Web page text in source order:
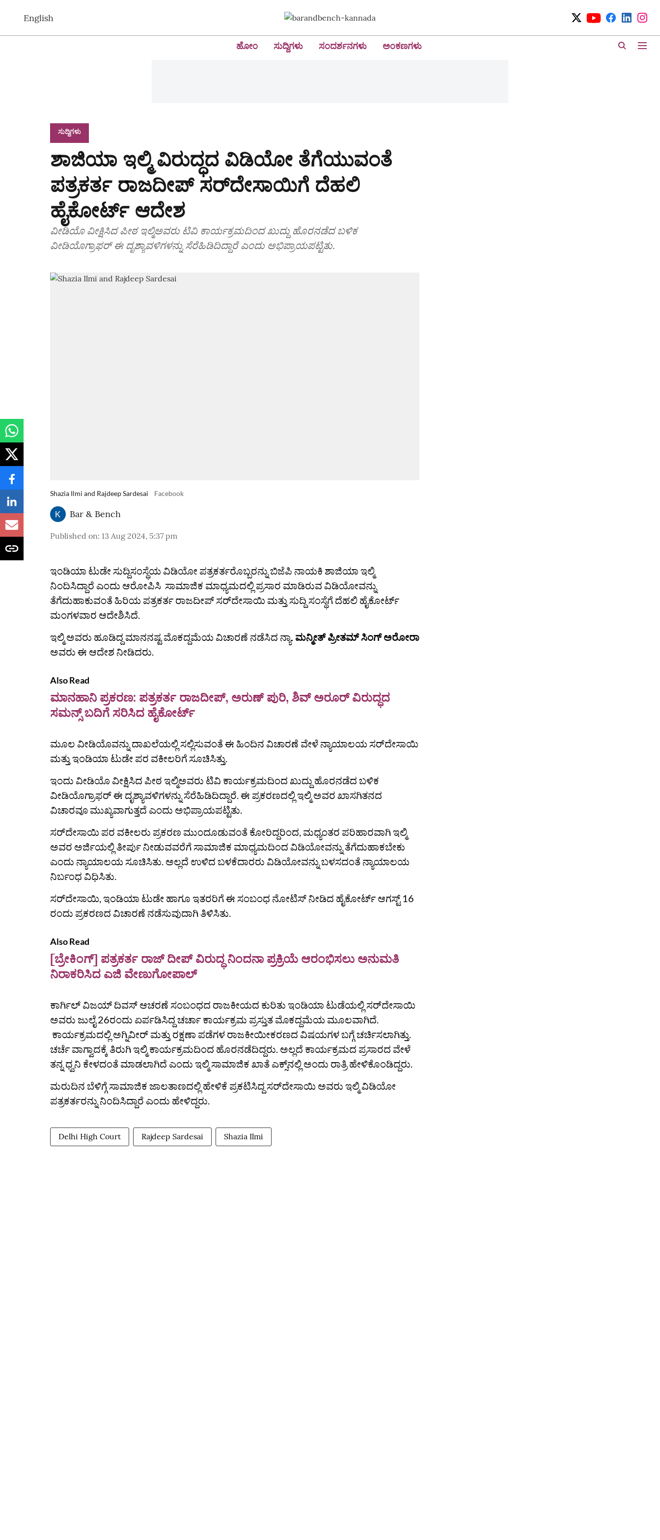
English
ಹೋಂ ಸುದ್ದಿಗಳು ಸಂದರ್ಶನಗಳು ಅಂಕಣಗಳು
ಸುದ್ದಿಗಳು
ಶಾಜಿಯಾ ಇಲ್ಮಿ ವಿರುದ್ಧದ ವಿಡಿಯೋ ತೆಗೆಯುವಂತೆ
ಪತ್ರಕರ್ತ ರಾಜದೀಪ್‌ ಸರ್‌ದೇಸಾಯಿಗೆ ದೆಹಲಿ
ಹೈಕೋರ್ಟ್ ಆದೇಶ
ವೀಡಿಯೊ ವೀಕ್ಷಿಸಿದ ಪೀಠ ಇಲ್ಮಿಅವರು ಟಿವಿ ಕಾರ್ಯಕ್ರಮದಿಂದ ಖುದ್ದು ಹೊರನಡೆದ ಬಳಿಕ
ವೀಡಿಯೊಗ್ರಾಫರ್ ಈ ದೃಶ್ಯಾವಳಿಗಳನ್ನು ಸೆರೆಹಿಡಿದಿದ್ದಾರೆ ಎಂದು ಅಭಿಪ್ರಾಯಪಟ್ಟಿತು.
Shazia Ilmi and Rajdeep Sardesai Facebook
Bar & Bench
Published on: 13 Aug 2024, 5:37 pm
ಇಂಡಿಯಾ ಟುಡೇ ಸುದ್ದಿಸಂಸ್ಥೆಯ ವಿಡಿಯೋ ಪತ್ರಕರ್ತರೊಬ್ಬರನ್ನು ಬಿಜೆಪಿ ನಾಯಕಿ ಶಾಜಿಯಾ ಇಲ್ಮಿ
ನಿಂದಿಸಿದ್ದಾರೆ ಎಂದು ಆರೋಪಿಸಿ ಸಾಮಾಜಿಕ ಮಾಧ್ಯಮದಲ್ಲಿ ಪ್ರಸಾರ ಮಾಡಿರುವ ವಿಡಿಯೋವನ್ನು
ತೆಗೆದುಹಾಕುವಂತೆ ಹಿರಿಯ ಪತ್ರಕರ್ತ ರಾಜದೀಪ್ ಸರ್‌ದೇಸಾಯಿ ಮತ್ತು ಸುದ್ದಿ ಸಂಸ್ಥೆಗೆ ದೆಹಲಿ ಹೈಕೋರ್ಟ್
ಮಂಗಳವಾರ ಆದೇಶಿಸಿದೆ.
ಇಲ್ಮಿ ಅವರು ಹೂಡಿದ್ದ ಮಾನನಷ್ಟ ಮೊಕದ್ದಮೆಯ ವಿಚಾರಣೆ ನಡೆಸಿದ ನ್ಯಾ. ಮನ್ಮೀತ್‌ ಪ್ರೀತಮ್‌ ಸಿಂಗ್‌ ಅರೋರಾ
ಅವರು ಈ ಆದೇಶ ನೀಡಿದರು.
Also Read
ಮಾನಹಾನಿ ಪ್ರಕರಣ: ಪತ್ರಕರ್ತ ರಾಜದೀಪ್‌, ಅರುಣ್‌ ಪುರಿ, ಶಿವ್‌ ಅರೂರ್‌ ವಿರುದ್ಧದ
ಸಮನ್ಸ್‌ ಬದಿಗೆ ಸರಿಸಿದ ಹೈಕೋರ್ಟ್‌
ಮೂಲ ವೀಡಿಯೊವನ್ನು ದಾಖಲೆಯಲ್ಲಿ ಸಲ್ಲಿಸುವಂತೆ ಈ ಹಿಂದಿನ ವಿಚಾರಣೆ ವೇಳೆ ನ್ಯಾಯಾಲಯ ಸರ್‌ದೇಸಾಯಿ
ಮತ್ತು ಇಂಡಿಯಾ ಟುಡೇ ಪರ ವಕೀಲರಿಗೆ ಸೂಚಿಸಿತ್ತು.
ಇಂದು ವೀಡಿಯೊ ವೀಕ್ಷಿಸಿದ ಪೀಠ ಇಲ್ಮಿಅವರು ಟಿವಿ ಕಾರ್ಯಕ್ರಮದಿಂದ ಖುದ್ದು ಹೊರನಡೆದ ಬಳಿಕ
ವೀಡಿಯೊಗ್ರಾಫರ್ ಈ ದೃಶ್ಯಾವಳಿಗಳನ್ನು ಸೆರೆಹಿಡಿದಿದ್ದಾರೆ. ಈ ಪ್ರಕರಣದಲ್ಲಿ ಇಲ್ಮಿ ಅವರ ಖಾಸಗಿತನದ
ವಿಚಾರವೂ ಮುಖ್ಯವಾಗುತ್ತದೆ ಎಂದು ಅಭಿಪ್ರಾಯಪಟ್ಟಿತು.
ಸರ್‌ದೇಸಾಯಿ ಪರ ವಕೀಲರು ಪ್ರಕರಣ ಮುಂದೂಡುವಂತೆ ಕೋರಿದ್ದರಿಂದ, ಮಧ್ಯಂತರ ಪರಿಹಾರವಾಗಿ ಇಲ್ಮಿ
ಅವರ ಅರ್ಜಿಯಲ್ಲಿ ತೀರ್ಪು ನೀಡುವವರೆಗೆ ಸಾಮಾಜಿಕ ಮಾಧ್ಯಮದಿಂದ ವಿಡಿಯೋವನ್ನು ತೆಗೆದುಹಾಕಬೇಕು
ಎಂದು ನ್ಯಾಯಾಲಯ ಸೂಚಿಸಿತು. ಅಲ್ಲದೆ ಉಳಿದ ಬಳಕೆದಾರರು ವಿಡಿಯೋವನ್ನು ಬಳಸದಂತೆ ನ್ಯಾಯಾಲಯ
ನಿರ್ಬಂಧ ವಿಧಿಸಿತು.
ಸರ್‌ದೇಸಾಯಿ, ಇಂಡಿಯಾ ಟುಡೇ ಹಾಗೂ ಇತರರಿಗೆ ಈ ಸಂಬಂಧ ನೋಟಿಸ್‌ ನೀಡಿದ ಹೈಕೋರ್ಟ್‌ ಆಗಸ್ಟ್ 16
ರಂದು ಪ್ರಕರಣದ ವಿಚಾರಣೆ ನಡೆಸುವುದಾಗಿ ತಿಳಿಸಿತು.
Also Read
[ಬ್ರೇಕಿಂಗ್] ಪತ್ರಕರ್ತ ರಾಜ್ ದೀಪ್ ವಿರುದ್ಧ ನಿಂದನಾ ಪ್ರಕ್ರಿಯೆ ಆರಂಭಿಸಲು ಅನುಮತಿ
ನಿರಾಕರಿಸಿದ ಎಜಿ ವೇಣುಗೋಪಾಲ್
ಕಾರ್ಗಿಲ್ ವಿಜಯ್ ದಿವಸ್ ಆಚರಣೆ ಸಂಬಂಧದ ರಾಜಕೀಯದ ಕುರಿತು ಇಂಡಿಯಾ ಟುಡೆಯಲ್ಲಿ ಸರ್‌ದೇಸಾಯಿ
ಅವರು ಜುಲೈ 26ರಂದು ಏರ್ಪಡಿಸಿದ್ದ ಚರ್ಚಾ ಕಾರ್ಯಕ್ರಮ ಪ್ರಸ್ತುತ ಮೊಕದ್ದಮೆಯ ಮೂಲವಾಗಿದೆ.
ಕಾರ್ಯಕ್ರಮದಲ್ಲಿ ಅಗ್ನಿವೀರ್ ಮತ್ತು ರಕ್ಷಣಾ ಪಡೆಗಳ ರಾಜಕೀಯೀಕರಣದ ವಿಷಯಗಳ ಬಗ್ಗೆ ಚರ್ಚಿಸಲಾಗಿತ್ತು.
ಚರ್ಚೆ ವಾಗ್ವಾದಕ್ಕೆ ತಿರುಗಿ ಇಲ್ಮಿ ಕಾರ್ಯಕ್ರಮದಿಂದ ಹೊರನಡೆದಿದ್ದರು. ಅಲ್ಲದೆ ಕಾರ್ಯಕ್ರಮದ ಪ್ರಸಾರದ ವೇಳೆ
ತನ್ನ ಧ್ವನಿ ಕೇಳದಂತೆ ಮಾಡಲಾಗಿದೆ ಎಂದು ಇಲ್ಮಿ ಸಾಮಾಜಿಕ ಖಾತೆ ಎಕ್ಸ್‌ನಲ್ಲಿ ಅಂದು ರಾತ್ರಿ ಹೇಳಿಕೊಂಡಿದ್ದರು.
ಮರುದಿನ ಬೆಳಿಗ್ಗೆ ಸಾಮಾಜಿಕ ಜಾಲತಾಣದಲ್ಲಿ ಹೇಳಿಕೆ ಪ್ರಕಟಿಸಿದ್ದ ಸರ್‌ದೇಸಾಯಿ ಅವರು ಇಲ್ಮಿ ವಿಡಿಯೋ
ಪತ್ರಕರ್ತರನ್ನು ನಿಂದಿಸಿದ್ದಾರೆ ಎಂದು ಹೇಳಿದ್ದರು.
Delhi High Court Rajdeep Sardesai Shazia Ilmi